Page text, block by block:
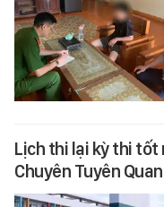
Lịch thi lại kỳ thi
Chuyên Tuyên